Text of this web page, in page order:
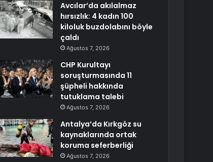
Avcılar’da akılalmaz
hırsızlık: 4 kadın 100
kiloluk buzdolabını böyle
çaldı
Ağustos 7, 2026
CHP Kurultayı
soruşturmasında 11
şüpheli hakkında
tutuklama talebi
Ağustos 7, 2026
Antalya’da Kırkgöz su
kaynaklarında ortak
koruma seferberliği
Ağustos 7, 2026